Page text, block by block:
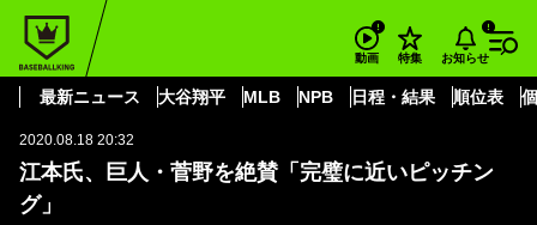
動画 特集 お知らせ
最新ニュース 大谷翔平 MLB NPB 日程・結果 順位表
BASEBALL KING
江本氏、巨人・菅野を絶賛「完璧に近いピッチング」
読売ジャイアンツ
2020.08.18 20:32
江本氏、巨人・菅野を絶賛「完璧に近いピッチン
グ」